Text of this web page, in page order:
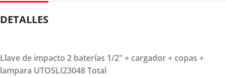
DETALLES
Llave de impacto 2 baterías 1/2″ + cargador + copas +
lampara UTOSLI23048 Total